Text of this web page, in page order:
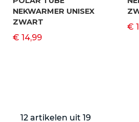
NEKWARMER UNISEX
ZWART
€ 14,99
€
12 artikelen uit 19